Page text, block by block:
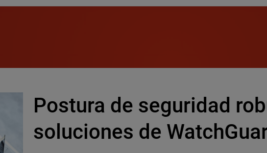
Postura de seguridad
soluciones de